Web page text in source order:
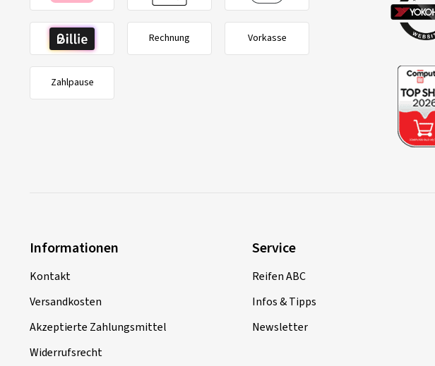
Rechnung Vorkasse
Zahlpause
Informationen
Kontakt
Versandkosten
Akzeptierte Zahlungsmittel
Widerrufsrecht
Service
Reifen ABC
Infos & Tipps
Newsletter